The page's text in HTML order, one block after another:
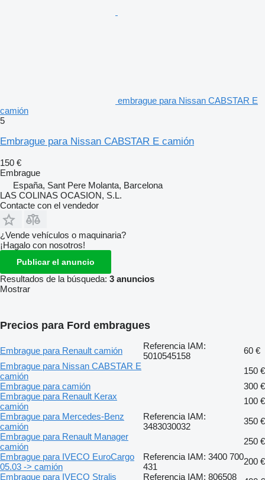
embrague para Nissan CABSTAR E
camión
5
Embrague para Nissan CABSTAR E camión
150 €
Embrague
España, Sant Pere Molanta, Barcelona
LAS COLINAS OCASION, S.L.
Contacte con el vendedor
¿Vende vehículos o maquinaria?
¡Hagalo con nosotros!
Publicar el anuncio
Resultados de la búsqueda: 3 anuncios
Mostrar
Precios para Ford embragues
Embrague para Renault camión
Referencia IAM:
5010545158
60 €
Embrague para Nissan CABSTAR E
camión
150 €
Embrague para camión
300 €
Embrague para Renault Kerax
camión
100 €
Embrague para Mercedes-Benz
camión
Referencia IAM:
3483030032
350 €
Embrague para Renault Manager
camión
250 €
Embrague para IVECO EuroCargo
05.03 -> camión
Referencia IAM: 3400 700
431
200 €
Embrague para IVECO Stralis
Referencia IAM: 806508